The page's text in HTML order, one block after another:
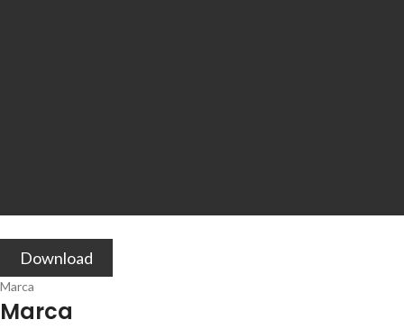
Download
Marca
Marca